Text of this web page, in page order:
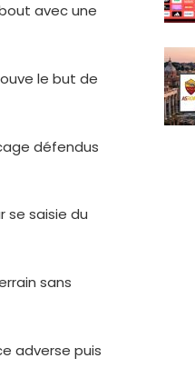
avec une
le but de
défendus
se saisie du
sans
adverse puis